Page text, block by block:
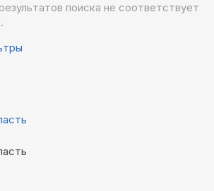
поиска не соответствует